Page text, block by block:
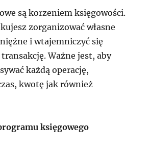
są korzeniem księgowości.
zorganizować własne
i wtajemniczyć się
Ważne jest, aby
każdą operację,
kwotę jak również
księgowego